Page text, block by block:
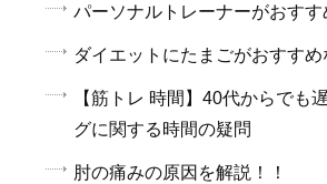
パーソナルトレーナーがおす
ダイエットにたまごがおすすめ
【筋トレ 時間】40代からでも
グに関する時間の疑問
肘の痛みの原因を解説！！